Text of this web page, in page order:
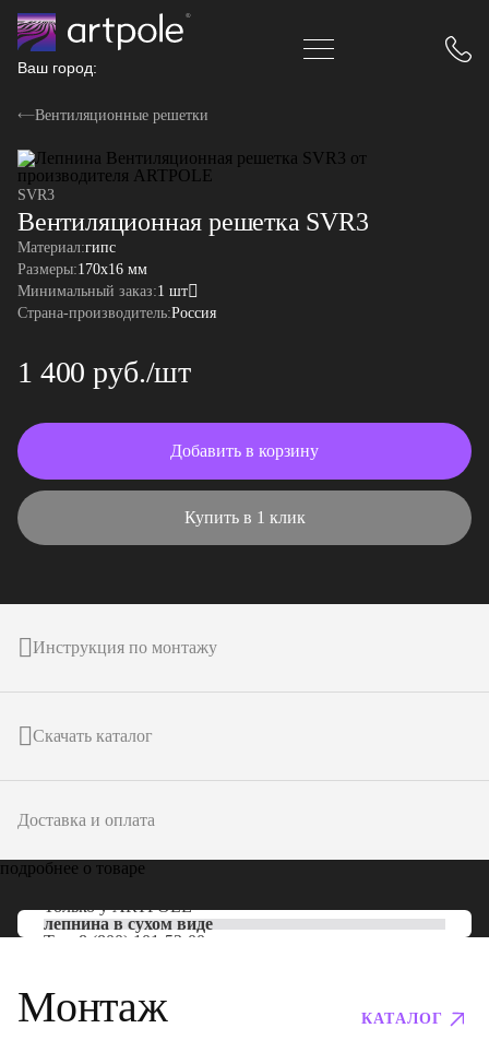
Ваш город:
Вентиляционные решетки
SVR3
Вентиляционная решетка SVR3
Материал:гипс
Размеры:170x16 мм
Минимальный заказ:1 шт
Страна-производитель:Россия
1 400 руб./шт
Добавить в корзину
Купить в 1 клик
Инструкция по монтажу
Скачать каталог
Доставка и оплата
подробнее о товаре
Только уARTPOLE
лепнина в сухом виде
Тел: 8 (800) 101-53-00
Монтаж КАТАЛОГ